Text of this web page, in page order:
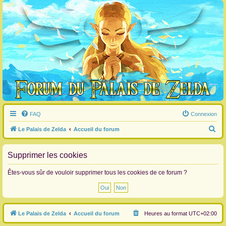
FAQ Connexion
Le Palais de Zelda Accueil du forum
e
h
h
Supprimer les cookies
Êtes-vous sûr de vouloir supprimer tous les cookies de ce forum ?
Le Palais de Zelda Accueil du forum Heures au format UTC+02:00